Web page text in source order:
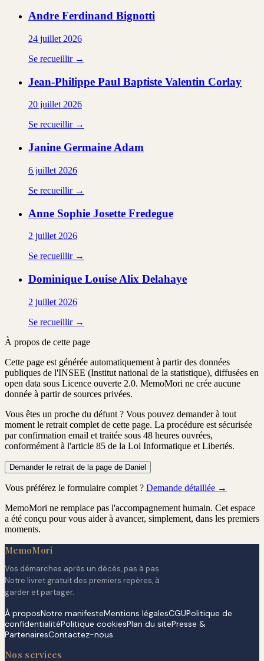
Andre Ferdinand Bignotti
24 juillet 2026
Se recueillir →
Jean-Philippe Paul Baptiste Valentin Corlay
20 juillet 2026
Se recueillir →
Janine Germaine Adam
6 juillet 2026
Se recueillir →
Anne Sophie Josette Fredegue
2 juillet 2026
Se recueillir →
Dominique Louise Alix Delahaye
2 juillet 2026
Se recueillir →
À propos de cette page
Cette page est générée automatiquement à partir des données
publiques de l'INSEE (Institut national de la statistique), diffusées en
open data sous Licence ouverte 2.0. MemoMori ne crée aucune
donnée à partir de sources privées.
Vous êtes un proche du défunt ? Vous pouvez demander à tout
moment le retrait complet de cette page. La procédure est sécurisée
par confirmation email et traitée sous 48 heures ouvrées,
conformément à l'article 85 de la Loi Informatique et Libertés.
Demander le retrait de la page de Daniel
Vous préférez le formulaire complet ? Demande détaillée →
MemoMori ne remplace pas l'accompagnement humain. Cet espace
a été conçu pour vous aider à avancer, simplement, dans les premiers
moments.
MemoMori
Vos démarches après un décès, pas à pas.
Notre livret gratuit des premiers repères, à
garder et partager.
À proposNotre manifesteMentions légalesCGUPolitique de
confidentialitéPolitique cookiesPlan du sitePresse &
PartenairesContactez-nous
Nos services